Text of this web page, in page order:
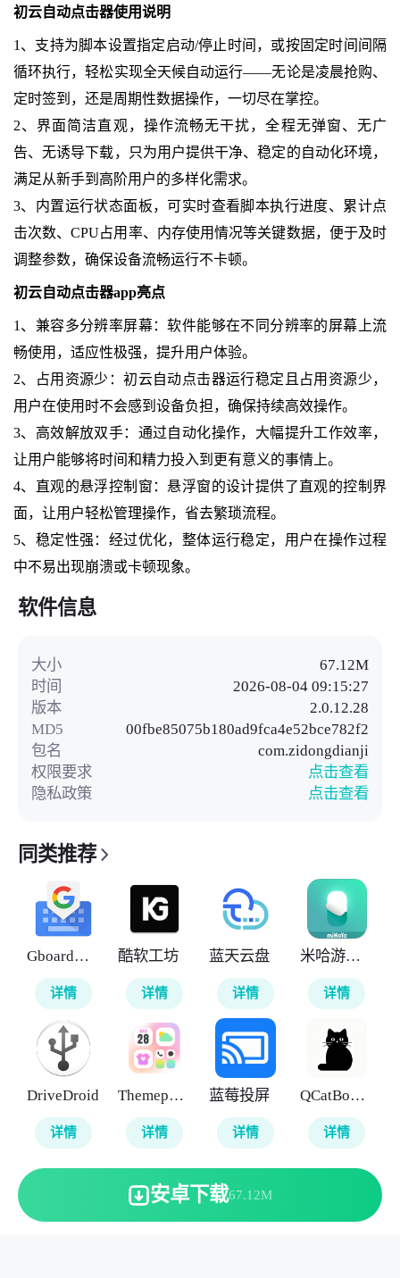
初云自动点击器使用说明
1、支持为脚本设置指定启动/停止时间，或按固定时间间隔
循环执行，轻松实现全天候自动运行——无论是凌晨抢购、
定时签到，还是周期性数据操作，一切尽在掌控。
2、界面简洁直观，操作流畅无干扰，全程无弹窗、无广
告、无诱导下载，只为用户提供干净、稳定的自动化环境，
满足从新手到高阶用户的多样化需求。
3、内置运行状态面板，可实时查看脚本执行进度、累计点
击次数、CPU占用率、内存使用情况等关键数据，便于及时
调整参数，确保设备流畅运行不卡顿。
初云自动点击器app亮点
1、兼容多分辨率屏幕：软件能够在不同分辨率的屏幕上流
畅使用，适应性极强，提升用户体验。
2、占用资源少：初云自动点击器运行稳定且占用资源少，
用户在使用时不会感到设备负担，确保持续高效操作。
3、高效解放双手：通过自动化操作，大幅提升工作效率，
让用户能够将时间和精力投入到更有意义的事情上。
4、直观的悬浮控制窗：悬浮窗的设计提供了直观的控制界
面，让用户轻松管理操作，省去繁琐流程。
5、稳定性强：经过优化，整体运行稳定，用户在操作过程
中不易出现崩溃或卡顿现象。
软件信息
大小
67.12M
时间
2026-08-04 09:15:27
版本
2.0.12.28
MD5
00fbe85075b180ad9fca4e52bce782f2
包名
com.zidongdianji
权限要求
点击查看
隐私政策
点击查看
同类推荐
Gboard输入法
详情
酷软工坊
详情
蓝天云盘
详情
米哈游人工桌面
详情
DriveDroid
详情
Themepack
详情
蓝莓投屏
详情
QCatBox七猫小说下载器
详情
安卓下载67.12M